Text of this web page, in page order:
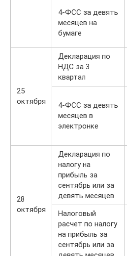
4-ФСС за девять
месяцев на
бумаге
25
октября
Декларация по
НДС за 3
квартал
4-ФСС за девять
месяцев в
электронке
28
октября
Декларация по
налогу на
прибыль за
сентябрь или за
девять месяцев
Налоговый
расчет по налогу
на прибыль за
сентябрь или за